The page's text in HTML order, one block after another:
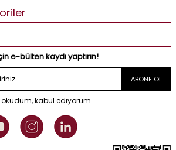
e-bülten kaydı yaptırın!
ABONE OL
okudum, kabul ediyorum.